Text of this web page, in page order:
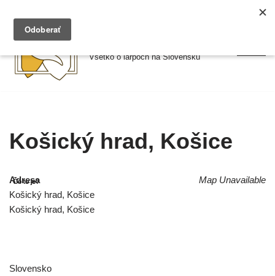
Preskočiť
Všetko o larpoch na Slovensku
Košický hrad, Košice
Map Unavailable
Adresa
Košický hrad, Košice
Košický hrad, Košice
Slovensko